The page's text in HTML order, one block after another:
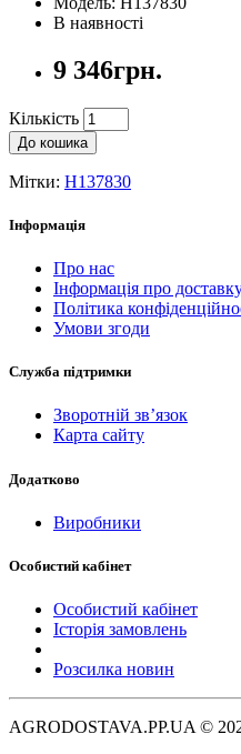
В наявності
9 346грн.
Кількість
До кошика
Мітки: H137830
Інформація
Про нас
Інформація про
Політика
Умови згоди
Служба підтримки
Зворотній зв’язок
Карта сайту
Додатково
Виробники
Особистий кабінет
Особистий кабінет
Історія замовлень
Розсилка новин
AGRODOSTAVA.PP.UA ©